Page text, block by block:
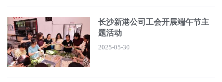
长沙新港公司工会开展端午节主
题活动
2025-05-30